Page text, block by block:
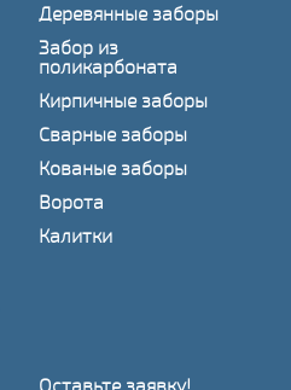
Деревянные заборы
Забор из
поликарбоната
Кирпичные заборы
Сварные заборы
Кованые заборы
Ворота
Калитки